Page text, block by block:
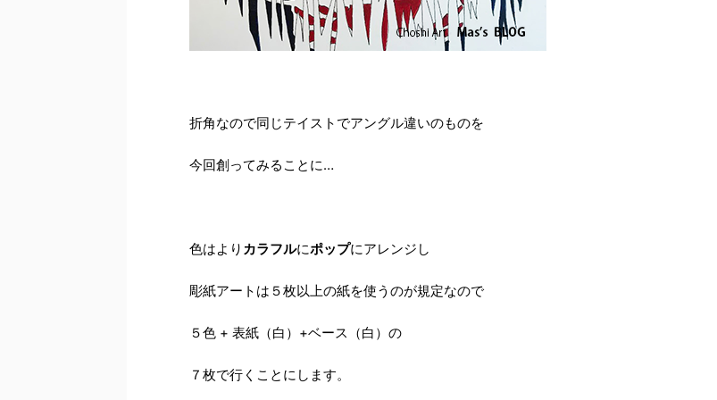
折角なので同じテイストでアングル違いのものを
今回創ってみることに…
色はより カラフルにポップにアレンジし
彫紙アートは５枚以上の紙を使うのが規定なので
５色 + 表紙（白）+ベース（白）の
７枚で行くことにします。